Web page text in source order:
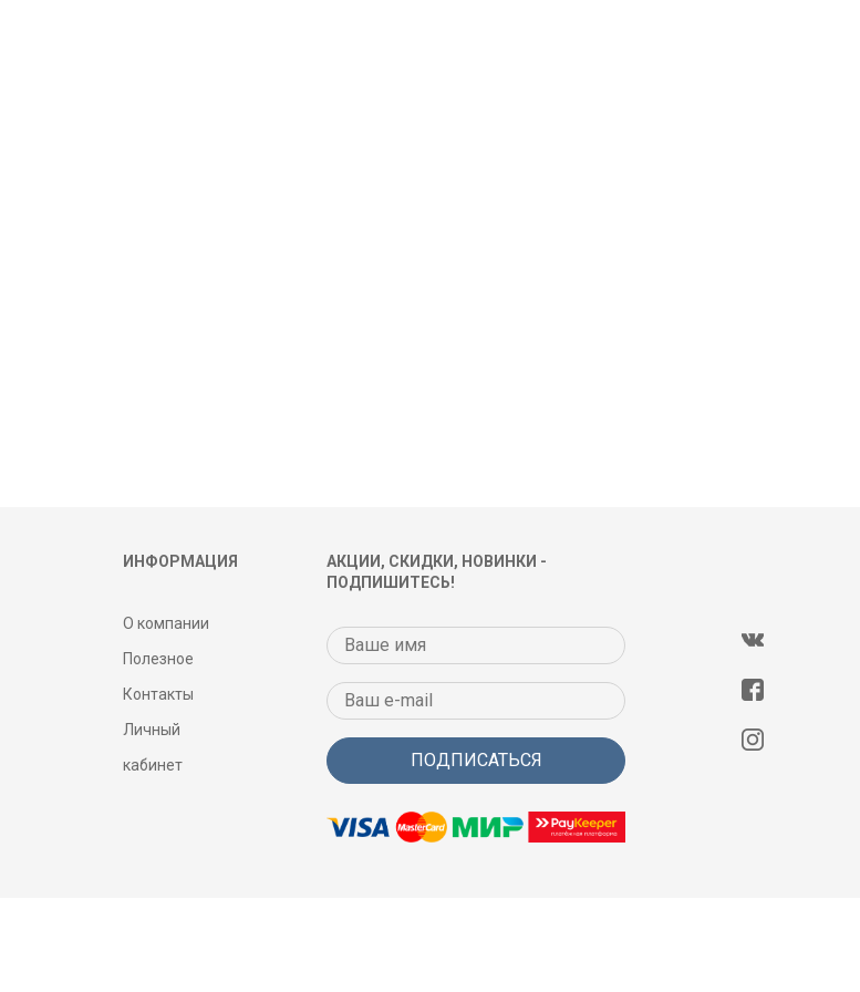
ИНФОРМАЦИЯ
О компании
Полезное
Контакты
Личный
кабинет
АКЦИИ, СКИДКИ, НОВИНКИ -
ПОДПИШИТЕСЬ!
ПОДПИСАТЬСЯ